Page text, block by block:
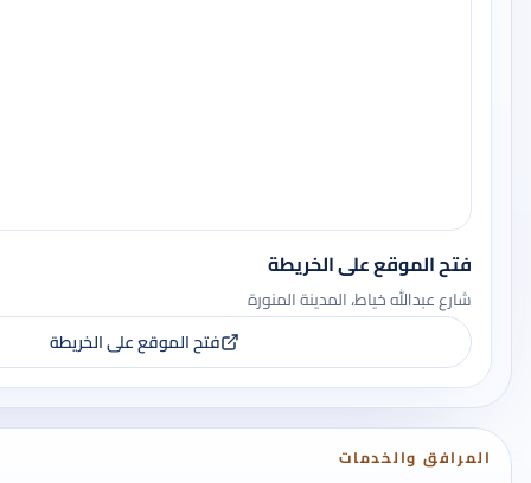
فتح الموقع على الخريطة
شارع عبدالله خياط، المدينة المنورة
فتح الموقع على الخريطة
المرافق والخدمات